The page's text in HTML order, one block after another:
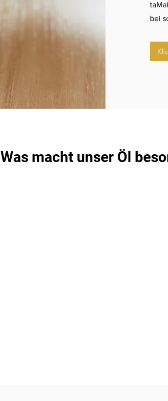
bei
Was macht unser Öl